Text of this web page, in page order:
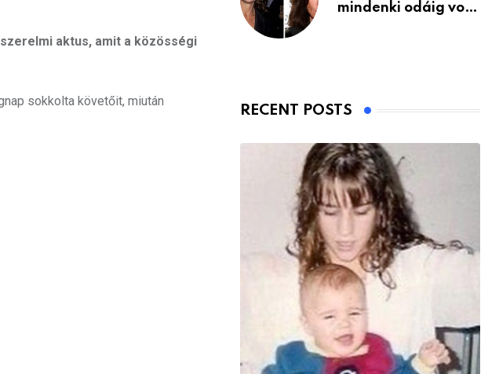
aktus, amit a közösségi
sokkolta követőit, miután
mindenki odáig volt
RECENT POSTS